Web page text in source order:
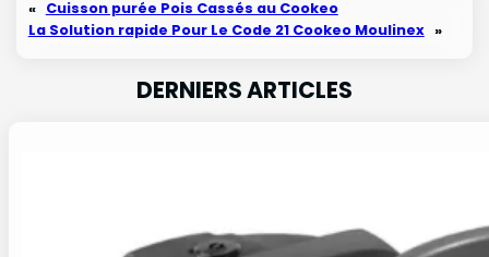
« Cuisson purée Pois Cassés au Cookeo
La Solution rapide Pour Le Code 21 Cookeo Moulinex »
DERNIERS ARTICLES